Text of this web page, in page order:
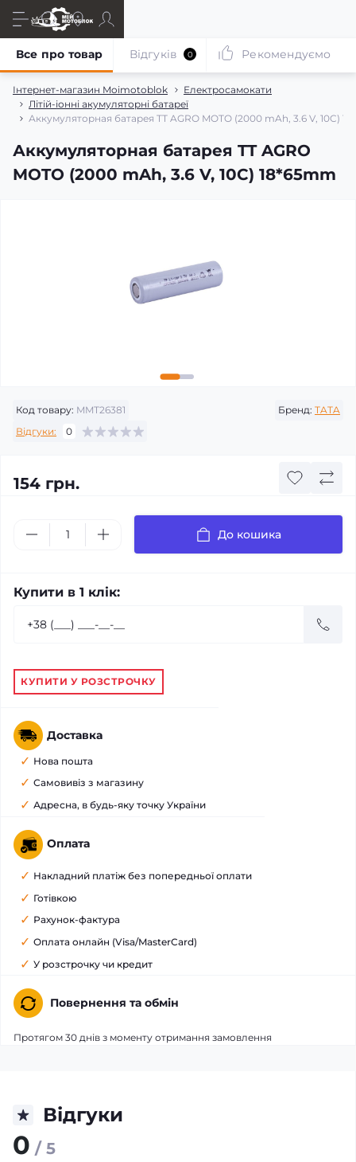
Інтернет-магазин Moimotoblok
Електросамокати
Літій-іонні акумуляторні батареї
Аккумуляторная батарея TT AGRO MOTO (2000 mAh, 3.6 V, 10C)
Аккумуляторная батарея TT AGRO
MOTO (2000 mAh, 3.6 V, 10C) 18*65mm
Все про товар Відгуків 0 Рекомендуємо
Код товару: MMT26381 Бренд: TATA
Відгуки:
0
154 грн.
До кошика
Купити в 1 клік:
КУПИТИ У РОЗСТРОЧКУ
Доставка
Нова пошта
Самовивіз з магазину
Адресна, в будь-яку точку України
Оплата
Накладний платіж без попередньої оплати
Готівкою
Рахунок-фактура
Оплата онлайн (Visa/MasterCard)
У розстрочку чи кредит
Повернення та обмін
Протягом 30 днів з моменту отримання замовлення
Відгуки
0 / 5